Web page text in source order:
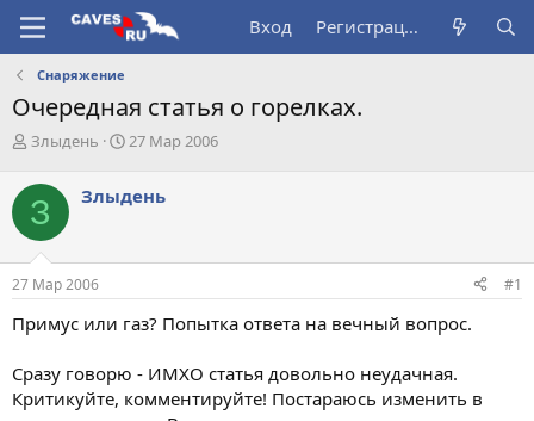
Вход Регистрация
Снаряжение
Очередная статья о горелках.
А
т
о
р
т
е
м
Злыдень
Д
а
ч
а
27 Мар 2006
З Злыдень
27 Мар 2006 #1
Примус или газ? Попытка ответа на вечный вопрос.
Сразу говорю - ИМХО статья довольно неудачная.
Критикуйте, комментируйте! Постараюсь изменить в